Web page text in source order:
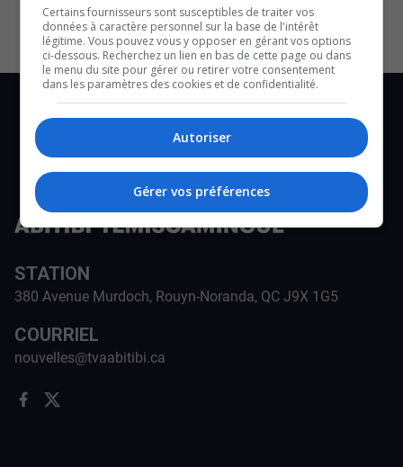
STATION
380 Avenue Murdoch, Rouyn-Noranda, QC J9X 1G5
COURRIEL
nouvelles@tvaabitibi.ca
Certains fournisseurs sont susceptibles de traiter vos
données à caractère personnel sur la base de l'intérêt
légitime. Vous pouvez vous y opposer en gérant vos options
ci-dessous. Recherchez un lien en bas de cette page ou dans
le menu du site pour gérer ou retirer votre consentement
dans les paramètres des cookies et de confidentialité.
Autoriser
Gérer vos préférences